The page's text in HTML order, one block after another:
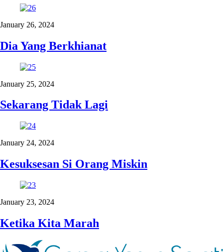
January 26, 2024
Dia Yang Berkhianat
January 25, 2024
Sekarang Tidak Lagi
January 24, 2024
Kesuksesan Si Orang Miskin
January 23, 2024
Ketika Kita Marah